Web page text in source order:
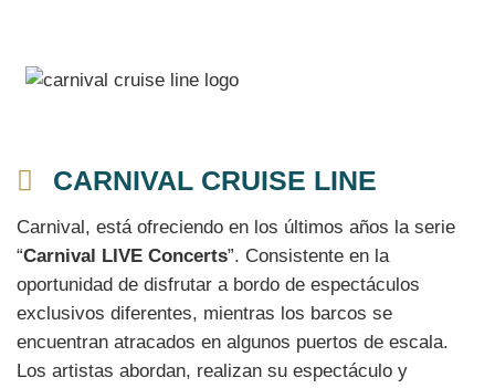
CARNIVAL CRUISE LINE
Carnival, está ofreciendo en los últimos años la serie
“Carnival LIVE Concerts”. Consistente en la
oportunidad de disfrutar a bordo de espectáculos
exclusivos diferentes, mientras los barcos se
encuentran atracados en algunos puertos de escala.
Los artistas abordan, realizan su espectáculo y